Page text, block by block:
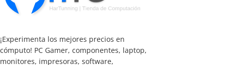
¡Experimenta los mejores precios en
cómputo! PC Gamer, componentes, laptop,
monitores, impresoras, software,